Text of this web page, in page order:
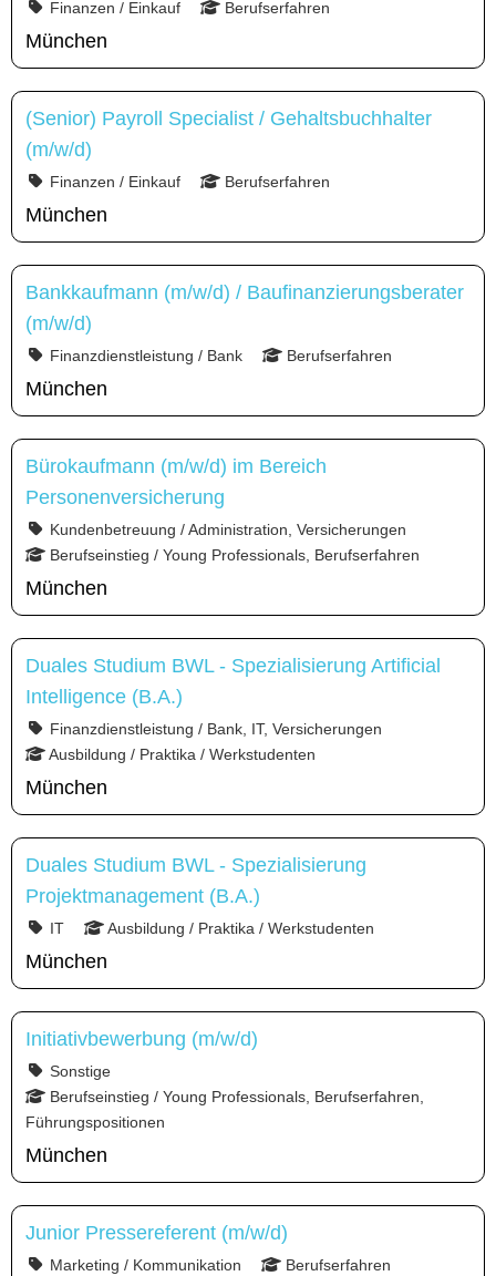
Finanzen / Einkauf Berufserfahren
München
(Senior) Payroll Specialist / Gehaltsbuchhalter
(m/w/d)
Finanzen / Einkauf Berufserfahren
München
Bankkaufmann (m/w/d) / Baufinanzierungsberater
(m/w/d)
Finanzdienstleistung / Bank Berufserfahren
München
Bürokaufmann (m/w/d) im Bereich
Personenversicherung
Kundenbetreuung / Administration, Versicherungen
Berufseinstieg / Young Professionals, Berufserfahren
München
Duales Studium BWL - Spezialisierung Artificial
Intelligence (B.A.)
Finanzdienstleistung / Bank, IT, Versicherungen
Ausbildung / Praktika / Werkstudenten
München
Duales Studium BWL - Spezialisierung
Projektmanagement (B.A.)
IT Ausbildung / Praktika / Werkstudenten
München
Initiativbewerbung (m/w/d)
Sonstige
Berufseinstieg / Young Professionals, Berufserfahren,
Führungspositionen
München
Junior Pressereferent (m/w/d)
Marketing / Kommunikation Berufserfahren